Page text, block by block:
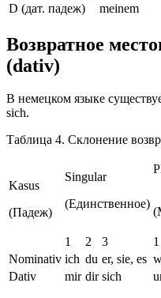
D (дат. падеж)
meinem
Возвратное
(dativ)
В немецком языке
sich.
Таблица 4. Склонение
Kasus
(Падеж)
Singular
(Единственное)
1 2 3 1
Nominativ ich du er, sie, es
Dativ
mir dir sich